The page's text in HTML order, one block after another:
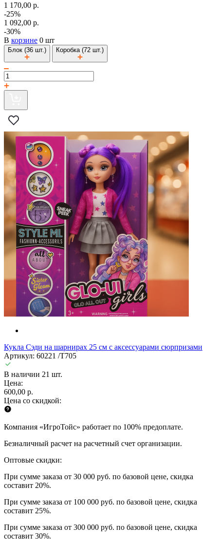
1 170,00 р.
-25%
1 092,00 р.
-30%
В корзине 0 шт
Блок (36 шт.) Коробка (72 шт.)
Кукла Сэди на шарнирах 25 см с аксессуарами сюрпризами
Артикул: 60221 /T705
В наличии 21 шт.
Цена:
600,00 р.
Цена со скидкой:
Компания «ИгроТойс» работает по 100% предоплате.
Безналичный расчет на расчетный счет организации.
Оптовые скидки:
При сумме заказа от 30 000 руб. по базовой цене, скидка
составит 20%.
При сумме заказа от 100 000 руб. по базовой цене, скидка
составит 25%.
При сумме заказа от 300 000 руб. по базовой цене, скидка
составит 30%.